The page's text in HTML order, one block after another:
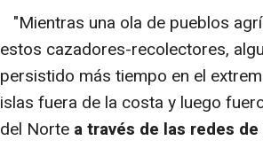
"Mientras una ola de pueblos
estos cazadores-recolectores,
persistido más tiempo en el
islas fuera de la costa y luego
del Norte a través de las redes